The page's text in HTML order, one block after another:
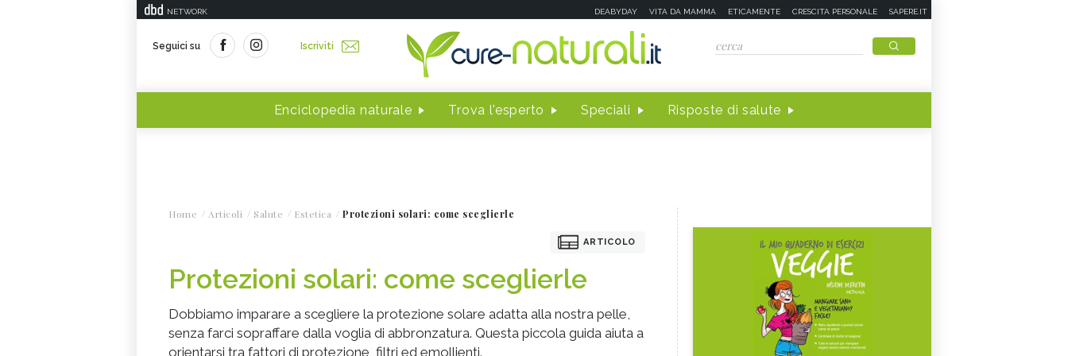
NETWORK DEABYDAY VITA DA MAMMA ETICAMENTE CRESCITA PERSONALE SAPERE.IT
Seguici su Iscriviti
Enciclopedia naturale Trova l'esperto Speciali Risposte di salute
Home Articoli Salute Estetica Protezioni solari: come sceglierle
ARTICOLO
Protezioni solari: come sceglierle
Dobbiamo imparare a scegliere la protezione solare adatta alla nostra pelle,
senza farci sopraffare dalla voglia di abbronzatura. Questa piccola guida aiuta a
orientarsi tra fattori di protezione, filtri ed emollienti.